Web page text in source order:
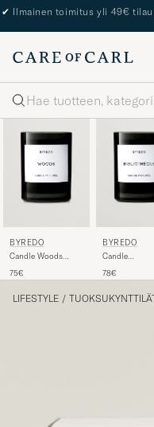
✔ Ilmainen toimitus yli 49€
Haku
BYREDO
Candle Woods
75€
BYREDO
Candle
78€
LIFESTYLE /